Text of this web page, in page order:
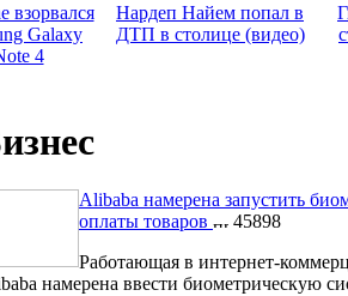
взорвался
Galaxy
4
Нардеп Найем попал в
ДТП в столице (видео)
Alibaba намерена запустить
оплаты товаров
45898
Работающая в интернет-
намерена ввести биометрическую